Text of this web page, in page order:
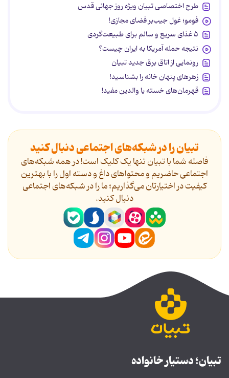
طرح اختصاصی تبیان ویژه روز جهانی قدس
فومو؛ غول جیب‌بر فضای مجازی!
۵ غذای سریع و سالم برای طبیعت‌گردی
نتیجه حمله آمریکا به ایران چیست؟
رونمایی از اتاق برق جدید تبیان
زهرهای پنهان خانه را بشناسید!
قهرمان‌های خسته یا والدین مفید!
تبیان را در شبکه‌های اجتماعی دنبال کنید
فاصله شما با تبیان تنها یک کلیک است! در همه شبکه‌های
اجتماعی حاضریم و محتواهای داغ و دسته اول را با بهترین
کیفیت در اختیارتان می‌گذاریم؛ ما را در شبکه‌های اجتماعی
دنیال کنید.
تبیان؛ دستیار خانواده